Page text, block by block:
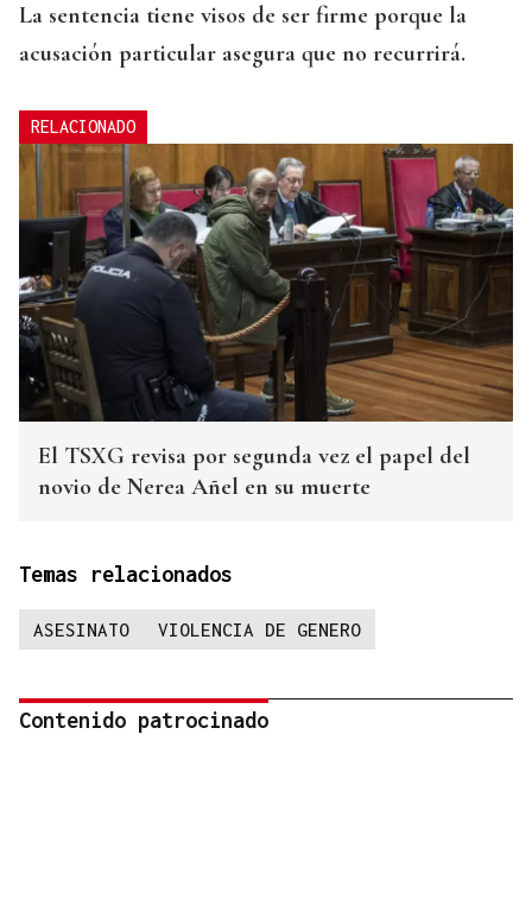
La sentencia tiene visos de ser firme porque la
acusación particular asegura que no recurrirá.
RELACIONADO
El TSXG revisa por segunda vez el papel del
novio de Nerea Añel en su muerte
Temas relacionados
ASESINATO VIOLENCIA DE GENERO
Contenido patrocinado